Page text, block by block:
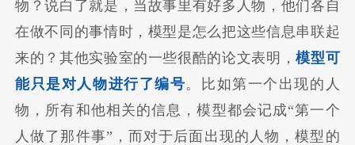
物？说白了就是，当故事里有好多人物，他们各自
在做不同的事情时，模型是怎么把这些信息串联起
来的？其他实验室的一些很酷的论文表明，模型可
能只是对人物进行了编号。比如第一个出现的人
物，所有和他相关的信息，模型都会记成“第一个
人做了那件事”，而对于后面出现的人物，模型的